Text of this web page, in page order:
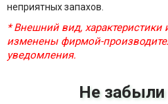
неприятных запахов.
* Внешний вид,
изменены фирмой-
уведомления.
Не забыли